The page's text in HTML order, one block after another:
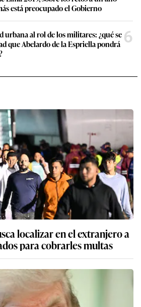
está preocupado el Gobierno
urbana al rol de los militares: ¿qué se
que Abelardo de la Espriella pondrá 6
localizar en el extranjero a
para cobrarles multas